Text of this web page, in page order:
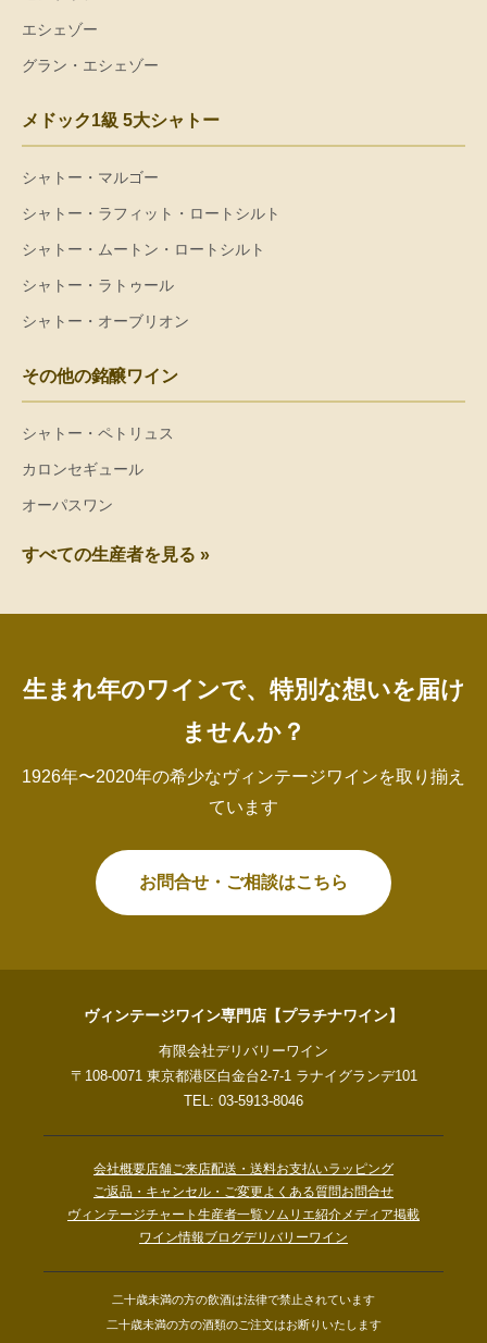
エシェゾー
グラン・エシェゾー
メドック1級 5大シャトー
シャトー・マルゴー
シャトー・ラフィット・ロートシルト
シャトー・ムートン・ロートシルト
シャトー・ラトゥール
シャトー・オーブリオン
その他の銘醸ワイン
シャトー・ペトリュス
カロンセギュール
オーパスワン
すべての生産者を見る »
生まれ年のワインで、特別な想いを届け
ませんか？
1926年〜2020年の希少なヴィンテージワインを取り揃え
ています
お問合せ・ご相談はこちら
ヴィンテージワイン専門店【プラチナワイン】
有限会社デリバリーワイン
〒108-0071 東京都港区白金台2-7-1 ラナイグランデ101
TEL: 03-5913-8046
会社概要店舗ご来店配送・送料お支払いラッピング
ご返品・キャンセル・ご変更よくある質問お問合せ
ヴィンテージチャート 生産者一覧ソムリエ紹介メディア掲載
ワイン情報ブログデリバリーワイン
二十歳未満の方の飲酒は法律で禁止されています
二十歳未満の方の酒類のご注文はお断りいたします